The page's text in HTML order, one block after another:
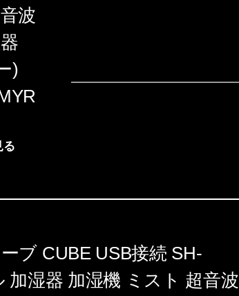
波
器
)
る
ブ CUBE USB接続 SH-
加湿器 加湿機 ミスト 超音波